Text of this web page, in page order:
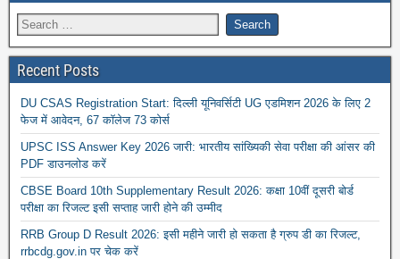
Recent Posts
DU CSAS Registration Start: दिल्ली यूनिवर्सिटी UG एडमिशन 2026 के लिए 2
फेज में आवेदन, 67 कॉलेज 73 कोर्स
UPSC ISS Answer Key 2026 जारी: भारतीय सांख्यिकी सेवा परीक्षा की आंसर की
PDF डाउनलोड करें
CBSE Board 10th Supplementary Result 2026: कक्षा 10वीं दूसरी बोर्ड
परीक्षा का रिजल्ट इसी सप्ताह जारी होने की उम्मीद
RRB Group D Result 2026: इसी महीने जारी हो सकता है ग्रुप डी का रिजल्ट,
rrbcdg.gov.in पर चेक करें